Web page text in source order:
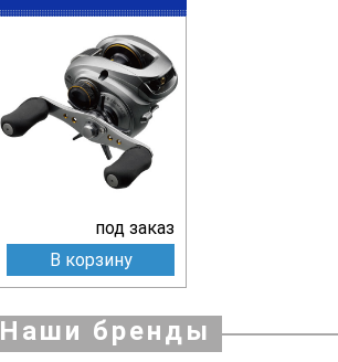
под заказ
В корзину
Наши бренды